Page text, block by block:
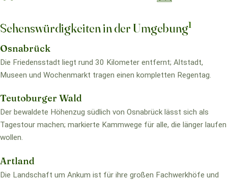
Sehenswürdigkeiten in der Umgebung1
Osnabrück
Die Friedensstadt liegt rund 30 Kilometer entfernt; Altstadt,
Museen und Wochenmarkt tragen einen kompletten Regentag.
Teutoburger Wald
Der bewaldete Höhenzug südlich von Osnabrück lässt sich als
Tagestour machen; markierte Kammwege für alle, die länger laufen
wollen.
Artland
Die Landschaft um Ankum ist für ihre großen Fachwerkhöfe und